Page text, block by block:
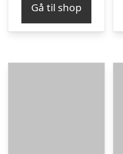
Gå til shop